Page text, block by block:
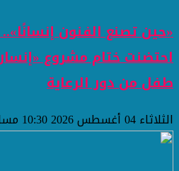
«حين تصنع الفنون
طفل من دور الرعاية
الثلاثاء 04 أغسطس 2026 10:30 مساءً